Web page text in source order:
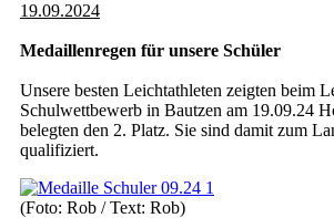
19.09.2024
Medaillenregen für unsere Schüler
Unsere besten Leichtathleten zeigten beim
Schulwettbewerb in Bautzen am 19.09.24
belegten den 2. Platz. Sie sind damit zum
qualifiziert.
(Foto: Rob / Text: Rob)